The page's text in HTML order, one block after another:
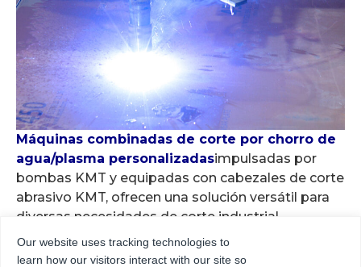
Máquinas combinadas de corte por chorro de
agua/plasma personalizadasimpulsadas por
bombas KMT y equipadas con cabezales de corte
abrasivo KMT, ofrecen una solución versátil para
diversas necesidades de corte industrial,
integrando los puntos fuertes de las tecnologías
de corte por chorro de agua y por plasma.
Our website uses tracking technologies to
learn how our visitors interact with our site so